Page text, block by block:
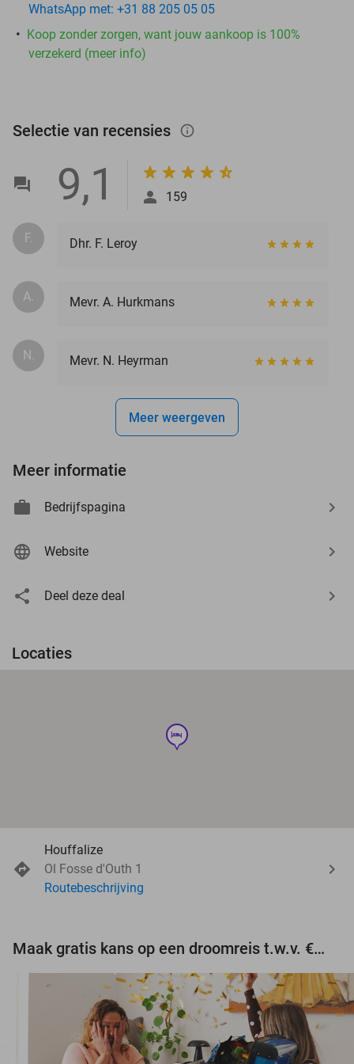
WhatsApp met: +31 88 205 05 05
Koop zonder zorgen, want jouw aankoop is 100%
verzekerd (meer info)
Selectie van recensies info_outlined
9,1 159
F. Dhr. F. Leroy
A. Mevr. A. Hurkmans
N. Mevr. N. Heyrman
Meer weergeven
Meer informatie
Bedrijfspagina
Website
Deel deze deal
Locaties
hotel
Houffalize
Ol Fosse d'Outh 1
Routebeschrijving
Maak gratis kans op een droomreis t.w.v. €3.000!